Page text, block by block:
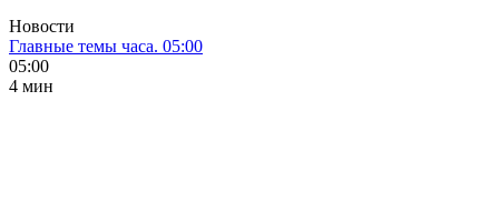
Новости
Главные темы часа. 05:00
05:00
4 мин